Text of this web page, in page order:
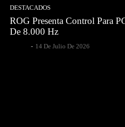
DESTACADOS
ROG Presenta Control Para
De 8.000 Hz
- 14 De Julio De 2026